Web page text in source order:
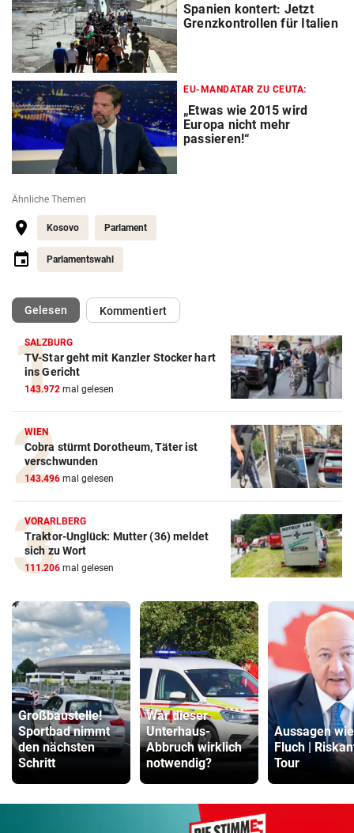
Spanien kontert: Jetzt
Grenzkontrollen für Italien
EU-MANDATAR ZU CEUTA:
„Etwas wie 2015 wird
Europa nicht mehr
passieren!“
Ähnliche Themen
Kosovo Parlament
Parlamentswahl
Gelesen(ausgewählt)Kommentiert
SALZBURG
TV-Star geht mit Kanzler Stocker hart
ins Gericht
143.972 mal gelesen
WIEN
Cobra stürmt Dorotheum, Täter ist
verschwunden
143.496 mal gelesen
VORARLBERG
Traktor-Unglück: Mutter (36) meldet
sich zu Wort
111.206 mal gelesen
Großbaustelle!
Sportbad nimmt
den nächsten
Schritt
War dieser
Unterhaus-
Abbruch wirklich
notwendig?
Aussagen
Fluch |
Tour